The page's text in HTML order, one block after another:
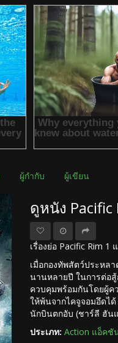
ผู้กำกับ ผู้เขียน
ดูหนัง
เรื่องย่อ Pacific Rim
เมื่อกองทัพสัตว์ประหล
นานหลายปี ในการต่อสู้
ควบคุมพร้อมกันโดยผู้ค
ให้พ้นจากไคจูจอมอึดไ
นักบินตกอับ (ชาร์ลี ฮัน
ประเภท: Action แอ็คชั